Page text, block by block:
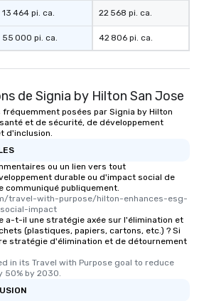
few have
a-kind tours
first stop to the
that attendees
to book is the
way the
other. The
group
engage in prime
before
on your tour
feast plus
include a
guide
13 464 pi. ca.
55 000 pi. ca.
22 568 pi. ca.
42 806 pi. ca.
de Signia by Hilton San Jose
posées par Signia by Hilton
et de sécurité, de développement
d'inclusion.
ou un lien vers tout
durable ou d'impact social de
communiqué publiquement.
travel-with-purpose/hilton-enhances-esg-
impact
a-t-il une stratégie axée sur l'élimination et
(plastiques, papiers, cartons, etc.) ? Si
stratégie d'élimination et de détournement
in its Travel with Purpose goal to reduce
50% by 2030.